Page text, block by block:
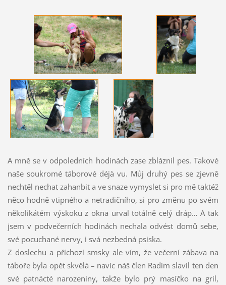
A mně se v odpoledních hodinách zase zbláznil pes. Takové
naše soukromé táborové déjà vu. Můj druhý pes se zjevně
nechtěl nechat zahanbit a ve snaze vymyslet si pro mě taktéž
něco hodně vtipného a netradičního, si pro změnu po svém
několikátém výskoku z okna urval totálně celý dráp… A tak
jsem v podvečerních hodinách nechala odvést domů sebe,
své pocuchané nervy, i svá nezbedná psiska.
Z doslechu a příchozí smsky ale vím, že večerní zábava na
táboře byla opět skvělá – navíc náš člen Radim slavil ten den
své patnácté narozeniny, takže bylo prý masíčko na gril,